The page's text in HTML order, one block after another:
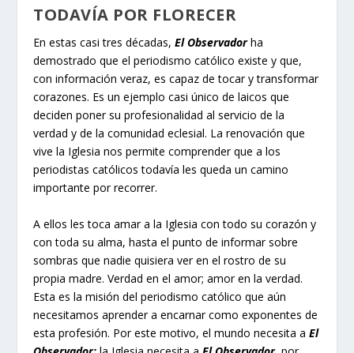
TODAVÍA POR FLORECER
En estas casi tres décadas,El Observadorha
demostrado que el periodismo católico existe y que,
con información veraz, es capaz de tocar y transformar
corazones. Es un ejemplo casi único de laicos que
deciden poner su profesionalidad al servicio de la
verdad y de la comunidad eclesial. La renovación que
vive la Iglesia nos permite comprender que a los
periodistas católicos todavía les queda un camino
importante por recorrer.
A ellos les toca amar a la Iglesia con todo su corazón y
con toda su alma, hasta el punto de informar sobre
sombras que nadie quisiera ver en el rostro de su
propia madre. Verdad en el amor; amor en la verdad.
Esta es la misión del periodismo católico que aún
necesitamos aprender a encarnar como exponentes de
esta profesión. Por este motivo, el mundo necesita aEl